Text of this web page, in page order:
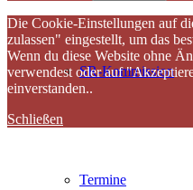
SR-Kommission
Termine
Die Cookie-Einstellungen auf
zulassen" eingestellt, um das
Wenn du diese Website ohne
verwendest oder auf
einverstanden..
Schließen